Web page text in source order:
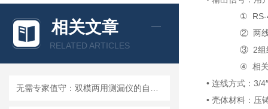
相关文章
RELATED ARTICLES
① RS-485信
② 两线制4-
③ 2组继电器
④ 相关配件
• 连线方式：3/
• 壳体材料：压